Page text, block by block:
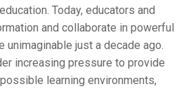
Today, educators and
and collaborate in powerful
just a decade ago.
increasing pressure to provide
learning environments,